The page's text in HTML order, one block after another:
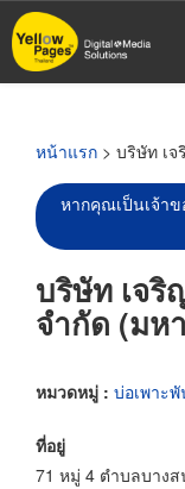
ข้าม
ไป
หน้าแรก > บริษัท เ
หากคุณเป็นเจ้า
บริษัท เจ
จำกัด (มห
หมวดหมู่ : บ่อเพาะ
ที่อยู่
71 หมู่ 4 ตำบลบาง